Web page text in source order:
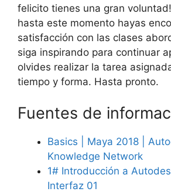
felicito tienes una gran
hasta este momento hayas
satisfacción con las clases
siga inspirando para continuar
olvides realizar la tarea
tiempo y forma. Hasta pronto.
Fuentes de
Basics | Maya 2018 |
Knowledge Network
1# Introducción a
Interfaz 01